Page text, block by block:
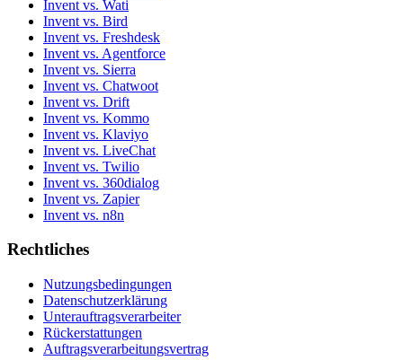
Invent vs. Wati
Invent vs. Bird
Invent vs. Freshdesk
Invent vs. Agentforce
Invent vs. Sierra
Invent vs. Chatwoot
Invent vs. Drift
Invent vs. Kommo
Invent vs. Klaviyo
Invent vs. LiveChat
Invent vs. Twilio
Invent vs. 360dialog
Invent vs. Zapier
Invent vs. n8n
Rechtliches
Nutzungsbedingungen
Datenschutzerklärung
Unterauftragsverarbeiter
Rückerstattungen
Auftragsverarbeitungsvertrag